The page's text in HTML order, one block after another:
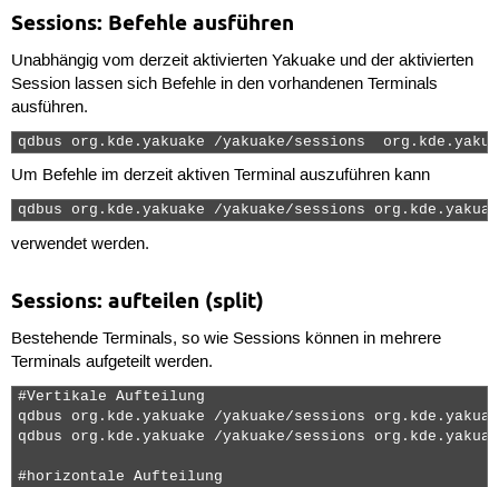
Sessions: Befehle ausführen
Unabhängig vom derzeit aktivierten Yakuake und der aktivierten
Session lassen sich Befehle in den vorhandenen Terminals
ausführen.
qdbus org.kde.yakuake /yakuake/sessions
Um Befehle im derzeit aktiven Terminal auszuführen kann
qdbus org.kde.yakuake /yakuake/sessions
verwendet werden.
Sessions: aufteilen (split)
Bestehende Terminals, so wie Sessions können in mehrere
Terminals aufgeteilt werden.
#Vertikale Aufteilung
qdbus org.kde.yakuake /yakuake/sessions
qdbus org.kde.yakuake /yakuake/sessions
#horizontale Aufteilung